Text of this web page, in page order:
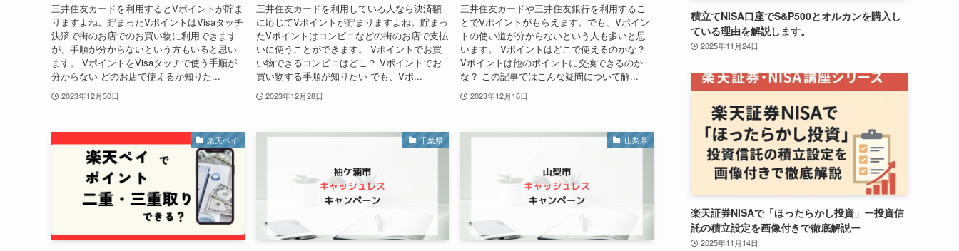
三井住友カードを利用するとVポイントが貯ま
りますよね。貯まったVポイントはVisaタッチ
決済で街のお店でのお買い物に利用できます
が、手順が分からないという方もいると思い
ます。 VポイントをVisaタッチで使う手順が
分からない どのお店で使えるか知りた...
2023年12月30日
三井住友カードを利用している人なら決済額
に応じてVポイントが貯まりますよね。貯まっ
たVポイントはコンビニなどの街のお店で支払
いに使うことができます。 Vポイントでお買
い物できるコンビニはどこ？ Vポイントでお
買い物する手順が知りたい でも、Vポ...
2023年12月28日
三井住友カードや三井住友銀行を利用するこ
とでVポイントがもらえます。でも、Vポイン
トの使い道が分からないという人も多いと思
います。 Vポイントはどこで使えるのかな？
Vポイントは他のポイントに交換できるのか
な？ この記事ではこんな疑問について解...
2023年12月16日
楽天ペイ 千葉県 山梨県
積立てNISA口座でS&P500とオルカンを購入し
ている理由を解説します。
2025年11月24日
楽天証券NISAで「ほったらかし投資」ー投資信
託の積立設定を画像付きで徹底解説ー
2025年11月14日